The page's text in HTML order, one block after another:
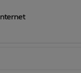
Internet